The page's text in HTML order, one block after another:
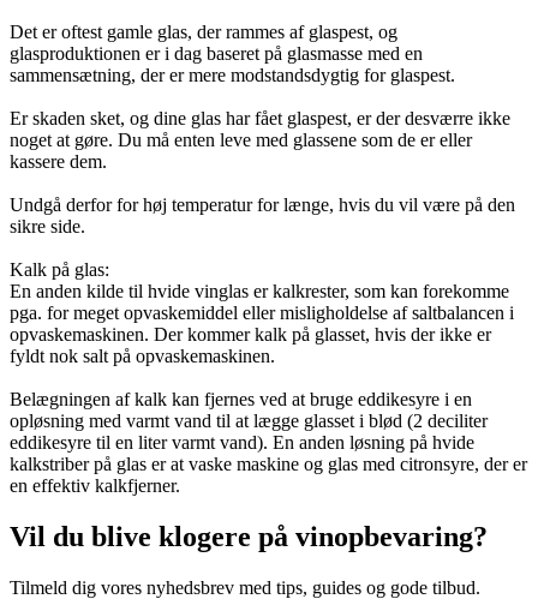
Det er oftest gamle glas, der rammes af glaspest, og
glasproduktionen er i dag baseret på glasmasse med en
sammensætning, der er mere modstandsdygtig for glaspest.
Er skaden sket, og dine glas har fået glaspest, er der desværre ikke
noget at gøre. Du må enten leve med glassene som de er eller
kassere dem.
Undgå derfor for høj temperatur for længe, hvis du vil være på den
sikre side.
Kalk på glas:
En anden kilde til hvide vinglas er kalkrester, som kan forekomme
pga. for meget opvaskemiddel eller misligholdelse af saltbalancen i
opvaskemaskinen. Der kommer kalk på glasset, hvis der ikke er
fyldt nok salt på opvaskemaskinen.
Belægningen af kalk kan fjernes ved at bruge eddikesyre i en
opløsning med varmt vand til at lægge glasset i blød (2 deciliter
eddikesyre til en liter varmt vand). En anden løsning på hvide
kalkstriber på glas er at vaske maskine og glas med citronsyre, der er
en effektiv kalkfjerner.
Vil du blive klogere på vinopbevaring?
Tilmeld dig vores nyhedsbrev med tips, guides og gode tilbud.